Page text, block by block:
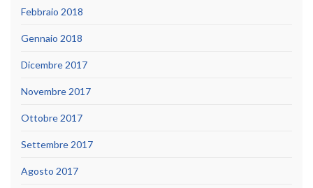
Febbraio 2018
Gennaio 2018
Dicembre 2017
Novembre 2017
Ottobre 2017
Settembre 2017
Agosto 2017